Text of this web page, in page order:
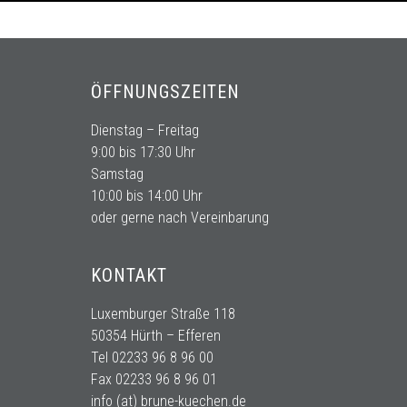
ÖFFNUNGSZEITEN
Dienstag – Freitag
9:00 bis 17:30 Uhr
Samstag
10:00 bis 14:00 Uhr
oder gerne nach Vereinbarung
KONTAKT
Luxemburger Straße 118
50354 Hürth – Efferen
Tel 02233 96 8 96 00
Fax 02233 96 8 96 01
info (at) brune-kuechen.de